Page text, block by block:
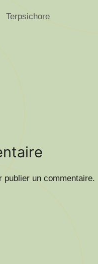
Terpsichore
publier un commentaire.